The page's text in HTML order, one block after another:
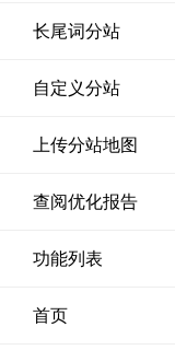
长尾词分站
自定义分站
上传分站地图
查阅优化报告
功能列表
首页